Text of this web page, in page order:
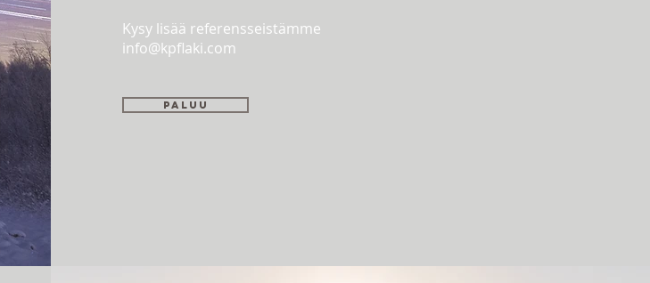
Kysy lisää referensseistämme
info@kpflaki.com
Paluu